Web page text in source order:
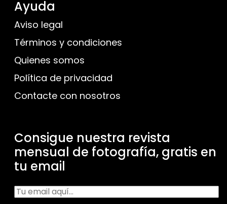
Ayuda
Aviso legal
Términos y condiciones
Quienes somos
Política de privacidad
Contacte con nosotros
Consigue nuestra revista
mensual de fotografía, gratis en
tu email